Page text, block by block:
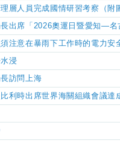
層人員完成國情研習考察（附
出席「2026奧運日暨愛知—名
注意在暴雨下工作時的電力安
浸
訪問上海
利時出席世界海關組織會議達